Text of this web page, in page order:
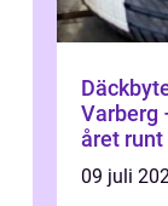
Varberg
året runt
09 juli